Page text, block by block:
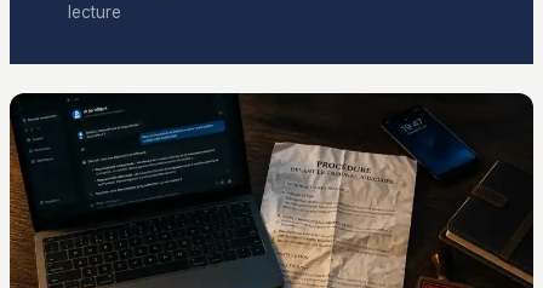
lecture